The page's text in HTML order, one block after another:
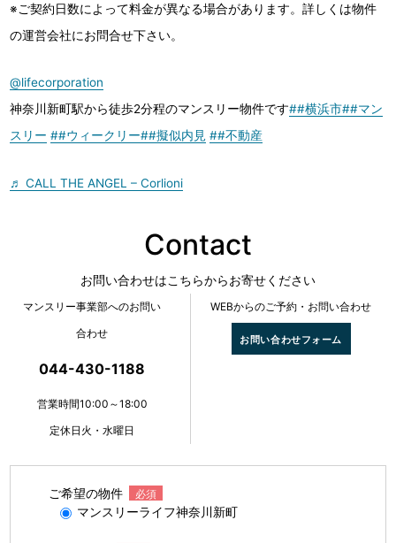
※ご契約日数によって料金が異なる場合があります。詳しくは物件
の運営会社にお問合せ下さい。
@lifecorporation
神奈川新町駅から徒歩2分程のマンスリー物件です##横浜市##マン
スリー ##ウィークリー##擬似内見 ##不動産
♬ CALL THE ANGEL – Corlioni
Contact
お問い合わせはこちらからお寄せください
マンスリー事業部へのお問い
合わせ
044-430-1188
営業時間10:00～18:00
定休日火・水曜日
WEBからのご予約・お問い合わせ
お問い合わせフォーム
ご希望の物件 必須
マンスリーライフ神奈川新町